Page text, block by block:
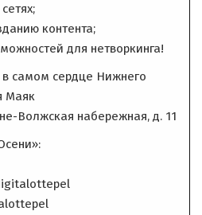
контента;
для нетворкинга!
самом сердце Нижнего
Маяк
Волжская набережная, д. 11